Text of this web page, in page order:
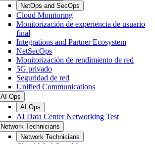
NetOps and SecOps
Cloud Monitoring
Monitorización de experiencia de usuario
final
Integrations and Partner Ecosystem
NetSecOps
Monitorización de rendimiento de red
5G privado
Seguridad de red
Unified Communications
AI Ops
AI Ops
AI Data Center Networking Test
Network Technicians
Network Technicians